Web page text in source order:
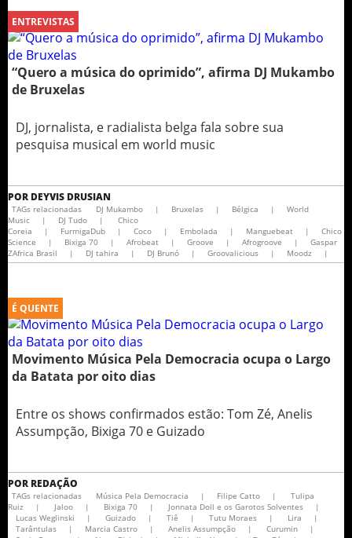
ENTREVISTAS
“Quero a música do oprimido”, afirma DJ Mukambo
de Bruxelas
DJ, jornalista, e radialista belga fala sobre sua
pesquisa musical em world music
POR DEYVIS DRUSIAN
TAGs relacionadas DJ Mukambo | Bruxelas | Bélgica |
World
Music
| DJ Tudo |
Chico
Coreia
| FurmigaDub | Coco | Embolada | Manguebeat |
Chico
Science
| Bixiga 70 | Afrobeat | Groove | Afrogroove |
Gaspar
ZAfrica Brasil
| DJ tahira | DJ Brunó | Groovalicious | Moodz |
É QUENTE
Movimento Música Pela Democracia ocupa o Largo
da Batata por oito dias
Entre os shows confirmados estão: Tom Zé, Anelis
Assumpção, Bixiga 70 e Guizado
POR REDAÇÃO
TAGs relacionadas Música Pela Democracia | Filipe Catto |
Tulipa
Ruiz
| Jaloo | Bixiga 70 | Jonnata Doll e os Garotos Solventes
|
Lucas Weglinski
| Guizado | Tiê | Tutu Moraes | Lira
|
Tarântulas
| Marcia Castro | Anelis Assumpção | Curumin
|